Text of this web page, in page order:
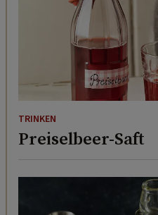
TRINKEN
Preiselbeer-Saft